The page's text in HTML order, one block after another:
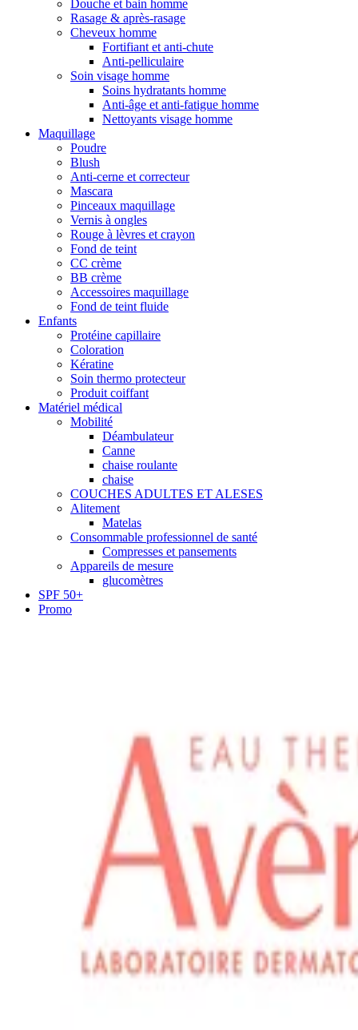
Douche et bain homme
Rasage & après-rasage
Cheveux homme
Fortifiant et anti-chute
Anti-pelliculaire
Soin visage homme
Soins hydratants homme
Anti-âge et anti-fatigue homme
Nettoyants visage homme
Maquillage
Poudre
Blush
Anti-cerne et correcteur
Mascara
Pinceaux maquillage
Vernis à ongles
Rouge à lèvres et crayon
Fond de teint
CC crème
BB crème
Accessoires maquillage
Fond de teint fluide
Enfants
Protéine capillaire
Coloration
Kératine
Soin thermo protecteur
Produit coiffant
Matériel médical
Mobilité
Déambulateur
Canne
chaise roulante
chaise
COUCHES ADULTES ET ALESES
Alitement
Matelas
Consommable professionnel de santé
Compresses et pansements
Appareils de mesure
glucomètres
SPF 50+
Promo